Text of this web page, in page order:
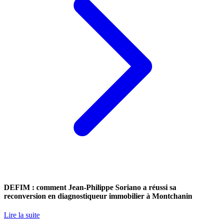
DEFIM : comment Jean-Philippe Soriano a réussi sa
reconversion en diagnostiqueur immobilier à Montchanin
Lire la suite